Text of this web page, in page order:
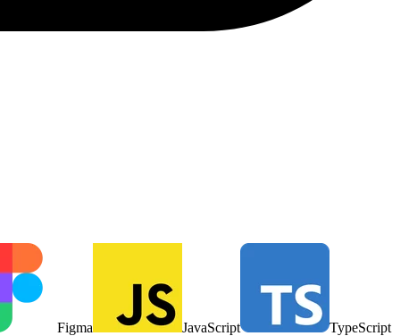
Figma JavaScript TypeScript